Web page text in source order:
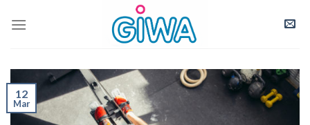
12
Mar